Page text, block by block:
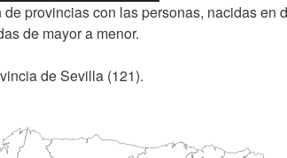
de provincias con las personas, nacidas
de mayor a menor.
de Sevilla (121).